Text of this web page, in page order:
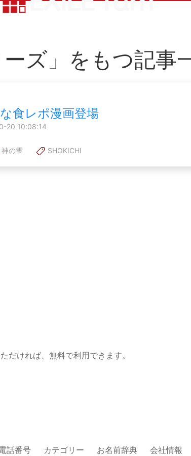
ーズ」をもつ記事
食レポ漫画登場
20 10:08:14
神の雫 SHOKICHI
だければ、無料で利用できます。
話番号 カテゴリー お名前辞典 会社情報